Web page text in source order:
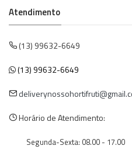
Atendimento
(13) 99632-6649
(13) 99632-6649
Horário de Atendimento:
Segunda-Sexta: 08.00 - 17.00